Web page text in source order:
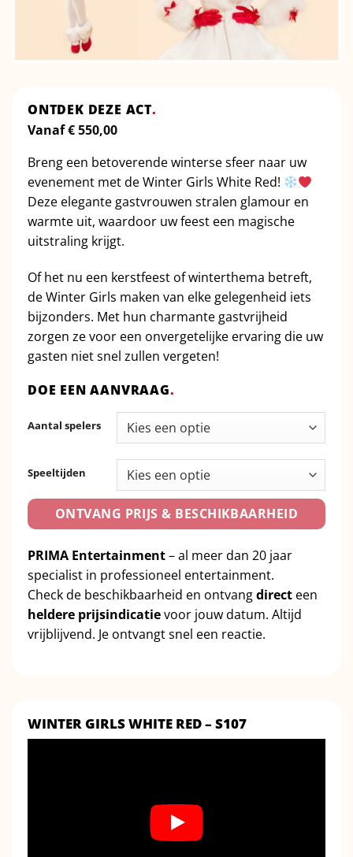
ONTDEK DEZE ACT.
Vanaf€550,00
Breng een betoverendewintersesfeer naar uw
evenement metdeWinter Girls White Red!
Deze elegante gastvrouwen stralen glamour en
warmte uit, waardoor uwfeest een magische
uitstraling krijgt.
Ofhet nu een kerstfeest ofwinterthema betreft,
deWinter Girls maken van elke gelegenheid iets
bijzonders. Met hun charmante gastvrijheid
zorgen zevoor een onvergetelijke ervaringdie uw
gasten nietsnel zullen vergeten!
DOE EEN AANVRAAG.
Aantal spelers
Speeltijden
ONTVANG PRIJS & BESCHIKBAARHEID
PRIMA Entertainment– al meer dan 20 jaar
specialist in professioneel entertainment.
Check de beschikbaarheid en ontvangdirect een
heldere prijsindicatievoor jouw datum. Altijd
vrijblijvend. Je ontvangt snel een reactie.
WINTER GIRLS WHITE RED – S107